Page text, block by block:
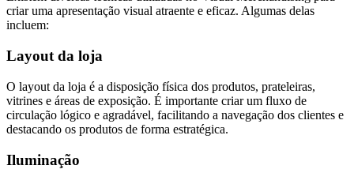
criar uma apresentação visual atraente e eficaz. Algumas delas
incluem:
Layout da loja
O layout da loja é a disposição física dos produtos, prateleiras,
vitrines e áreas de exposição. É importante criar um fluxo de
circulação lógico e agradável, facilitando a navegação dos clientes e
destacando os produtos de forma estratégica.
Iluminação